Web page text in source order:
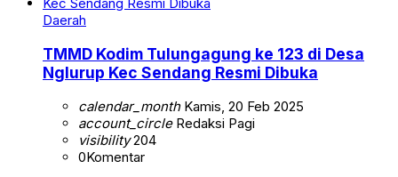
Daerah
TMMD Kodim Tulungagung ke 123 di Desa
Nglurup Kec Sendang Resmi Dibuka
calendar_monthKamis, 20 Feb 2025
account_circleRedaksi Pagi
visibility204
0Komentar